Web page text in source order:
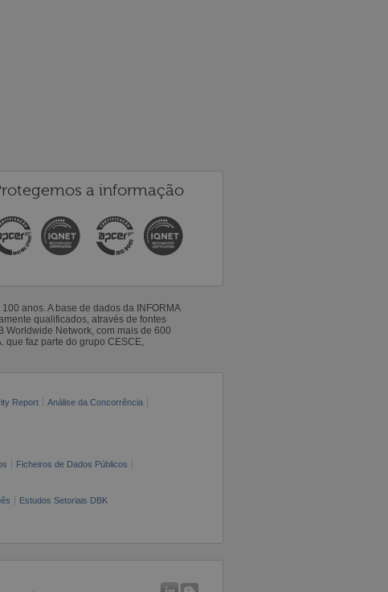
a informação
anos. A base de dados da INFORMA
qualificados, através de fontes
Network, com mais de 600
que faz parte do grupo CESCE,
Report
Análise da Concorrência
Ficheiros de Dados Públicos
Estudos Setoriais DBK